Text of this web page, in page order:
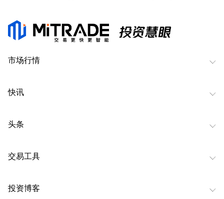
市场行情
快讯
头条
交易工具
投资博客